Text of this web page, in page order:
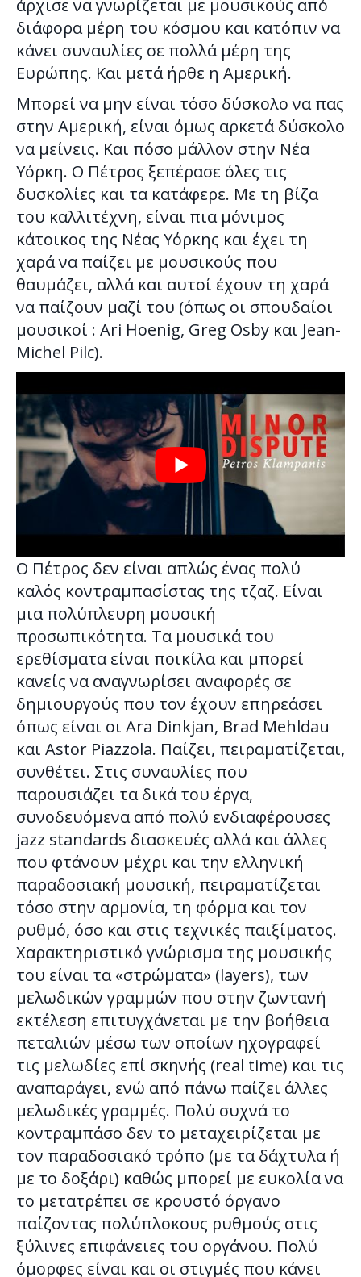
άρχισε να γνωρίζεται με μουσικούς από
διάφορα μέρη του κόσμου και κατόπιν να
κάνει συναυλίες σε πολλά μέρη της
Ευρώπης. Και μετά ήρθε η Αμερική.
Μπορεί να μην είναι τόσο δύσκολο να πας
στην Αμερική, είναι όμως αρκετά δύσκολο
να μείνεις. Και πόσο μάλλον στην Νέα
Υόρκη. Ο Πέτρος ξεπέρασε όλες τις
δυσκολίες και τα κατάφερε. Με τη βίζα
του καλλιτέχνη, είναι πια μόνιμος
κάτοικος της Νέας Υόρκης και έχει τη
χαρά να παίζει με μουσικούς που
θαυμάζει, αλλά και αυτοί έχουν τη χαρά
να παίζουν μαζί του (όπως οι σπουδαίοι
μουσικοί : Ari Hoenig, Greg Osby και Jean-
Michel Pilc).
Ο Πέτρος δεν είναι απλώς ένας πολύ
καλός κοντραμπασίστας της τζαζ. Είναι
μια πολύπλευρη μουσική
προσωπικότητα. Τα μουσικά του
ερεθίσματα είναι ποικίλα και μπορεί
κανείς να αναγνωρίσει αναφορές σε
δημιουργούς που τον έχουν επηρεάσει
όπως είναι οι Ara Dinkjan, Brad Mehldau
και Astor Piazzola. Παίζει, πειραματίζεται,
συνθέτει. Στις συναυλίες που
παρουσιάζει τα δικά του έργα,
συνοδευόμενα από πολύ ενδιαφέρουσες
jazz standards διασκευές αλλά και άλλες
που φτάνουν μέχρι και την ελληνική
παραδοσιακή μουσική, πειραματίζεται
τόσο στην αρμονία, τη φόρμα και τον
ρυθμό, όσο και στις τεχνικές παιξίματος.
Χαρακτηριστικό γνώρισμα της μουσικής
του είναι τα «στρώματα» (layers), των
μελωδικών γραμμών που στην ζωντανή
εκτέλεση επιτυγχάνεται με την βοήθεια
πεταλιών μέσω των οποίων ηχογραφεί
τις μελωδίες επί σκηνής (real time) και τις
αναπαράγει, ενώ από πάνω παίζει άλλες
μελωδικές γραμμές. Πολύ συχνά το
κοντραμπάσο δεν το μεταχειρίζεται με
τον παραδοσιακό τρόπο (με τα δάχτυλα ή
με το δοξάρι) καθώς μπορεί με ευκολία να
το μετατρέπει σε κρουστό όργανο
παίζοντας πολύπλοκους ρυθμούς στις
ξύλινες επιφάνειες του οργάνου. Πολύ
όμορφες είναι και οι στιγμές που κάνει